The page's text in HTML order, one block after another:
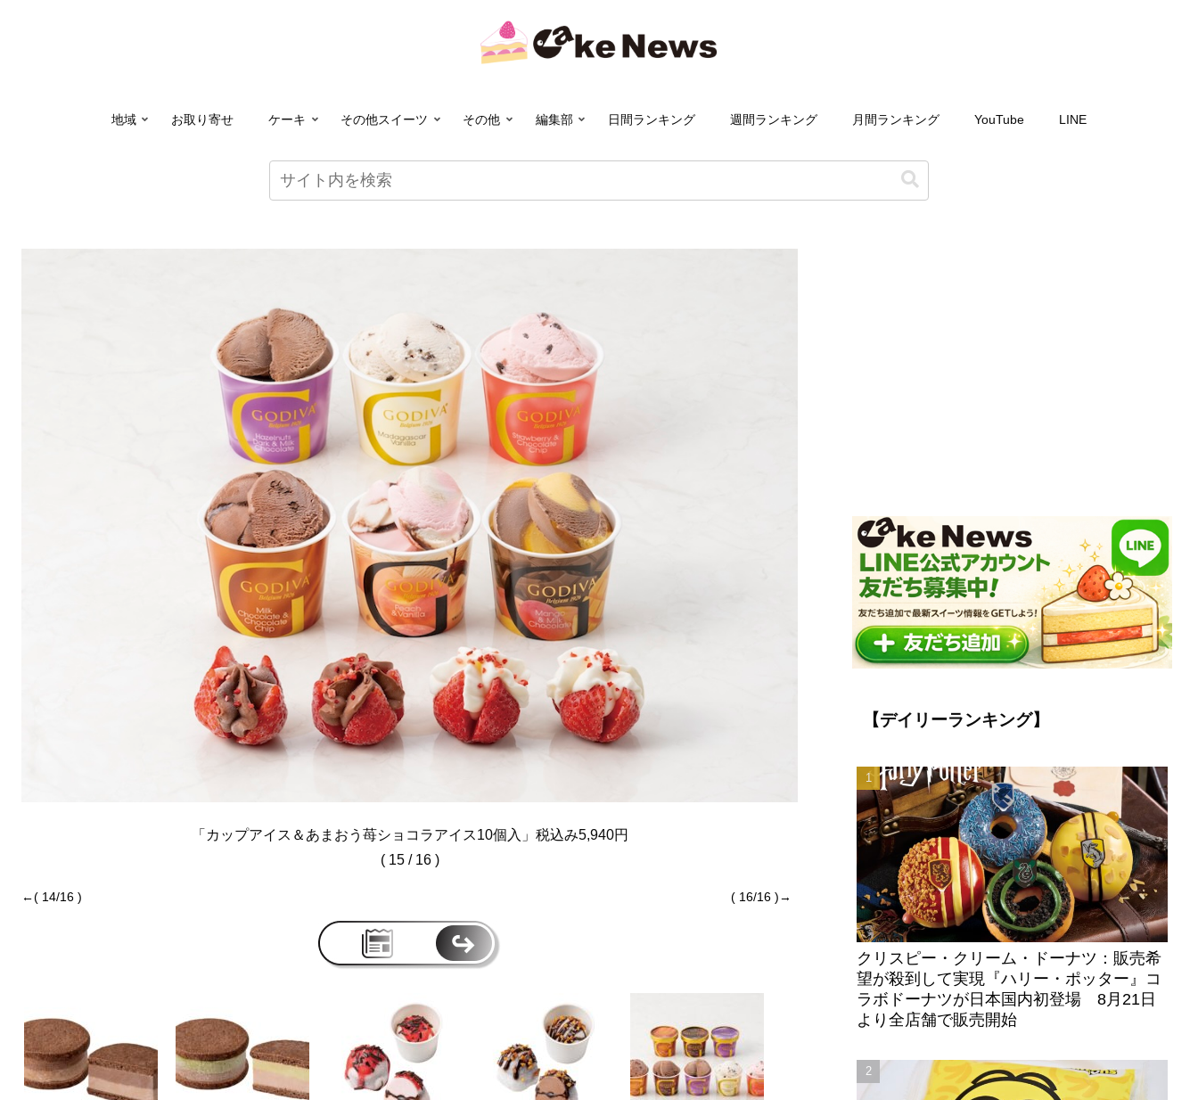
地域 お取り寄せ ケーキ その他スイーツ その他 編集部 日間ランキング 週間ランキング 月間ランキング YouTube LINE
「カップアイス＆あまおう苺ショコラアイス10個入​」税込み5,940円
( 15 / 16 )
←( 14/16 ) ( 16/16 )→
【デイリーランキング】
クリスピー・クリーム・ドーナツ：販売希
望が殺到して実現『ハリー・ポッター』コ
ラボドーナツが日本国内初登場 8月21日
より全店舗で販売開始